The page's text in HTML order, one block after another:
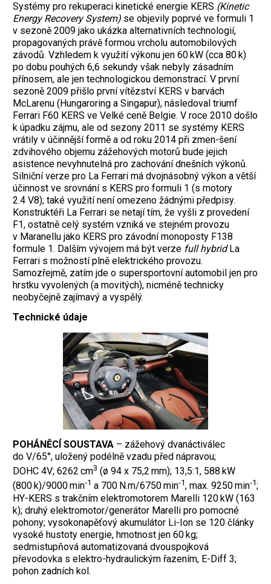
Systémy pro rekuperaci kinetické energie KERS (Kinetic
Energy Recovery System) se objevily poprvé ve formuli 1
v sezoně 2009 jako ukázka alternativních technologií,
propagovaných právě formou vrcholu automobilových
závodů. Vzhledem k využití výkonu jen 60 kW (cca 80 k)
po dobu pouhých 6,6 sekundy však nebyly zásadním
přínosem, ale jen technologickou demonstrací. V první
sezoně 2009 přišlo první vítězství KERS v barvách
McLarenu (Hungaroring a Singapur), následoval triumf
Ferrari F60 KERS ve Velké ceně Belgie. V roce 2010 došlo
k úpadku zájmu, ale od sezony 2011 se systémy KERS
vrátily v účinnější formě a od roku 2014 při zmen-šení
zdvihového objemu zážehových motorů bude jejich
asistence nevyhnutelná pro zachování dnešních výkonů.
Silniční verze pro La Ferrari má dvojnásobný výkon a větší
účinnost ve srovnání s KERS pro formuli 1 (s motory
2.4 V8); také využití není omezeno žádnými předpisy.
Konstruktéři La Ferrari se netají tím, že vyšli z provedení
F1, ostatně celý systém vzniká ve stejném provozu
v Maranellu jako KERS pro závodní monoposty F138
formule 1. Dalším vývojem má být verze full hybridLa
Ferrari s možností plně elektrického provozu.
Samozřejmě, zatím jde o supersportovní automobil jen pro
hrstku vyvolených (a movitých), nicméně technicky
neobyčejně zajímavý a vyspělý.
Technické údaje
POHÁNĚCÍ SOUSTAVA – zážehový dvanáctiválec
do V/65°, uložený podélně vzadu před nápravou;
DOHC 4V; 6262 cm3 (ø 94 x 75,2 mm); 13,5:1, 588 kW
(800 k)/9000 min‑1 a 700 N.m/6750 min-1, max. 9250 min‑1;
HY-KERS s trakčním elektromotorem Marelli 120 kW (163
k); druhý elektromotor/generátor Marelli pro pomocné
pohony; vysokonapěťový akumulátor Li-Ion se 120 články
vysoké hustoty energie, hmotnost jen 60 kg;
sedmistupňová automatizovaná dvouspojková
převodovka s elektro-hydraulickým řazením, E-Diff 3;
pohon zadních kol.